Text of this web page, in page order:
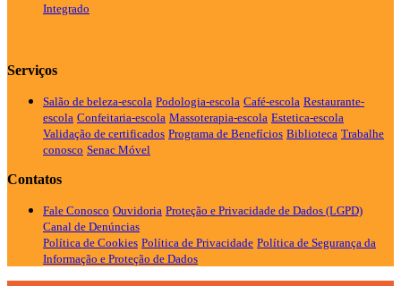
Integrado
Serviços
Salão de beleza-escola Podologia-escola Café-escola Restaurante-
escola Confeitaria-escola Massoterapia-escola Estetica-escola
Validação de certificados Programa de Benefícios Biblioteca Trabalhe
conosco Senac Móvel
Contatos
Fale Conosco Ouvidoria Proteção e Privacidade de Dados (LGPD)
Canal de Denúncias
Política de Cookies Política de Privacidade Política de Segurança da
Informação e Proteção de Dados